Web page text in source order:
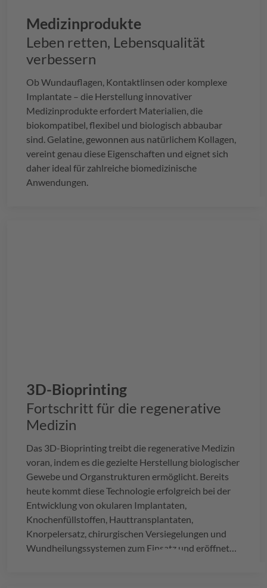
Medizinprodukte
Leben retten, Lebensqualität
verbessern
Ob Wundauflagen, Kontaktlinsen oder komplexe
Implantate – die Herstellung innovativer
Medizinprodukte erfordert Materialien, die
biokompatibel, flexibel und biologisch abbaubar
sind. Gelatine, gewonnen aus natürlichem Kollagen,
vereint genau diese Eigenschaften und eignet sich
daher ideal für zahlreiche biomedizinische
Anwendungen.
3D-Bioprinting
Fortschritt für die regenerative
Medizin
Das 3D-Bioprinting treibt die regenerative Medizin
voran, indem es die gezielte Herstellung biologischer
Gewebe und Organstrukturen ermöglicht. Bereits
heute kommt diese Technologie erfolgreich bei der
Entwicklung von okularen Implantaten,
Knochenfüllstoffen, Hauttransplantaten,
Knorpelersatz, chirurgischen Versiegelungen und
Wundheilungssystemen zum Einsatz und eröffnet